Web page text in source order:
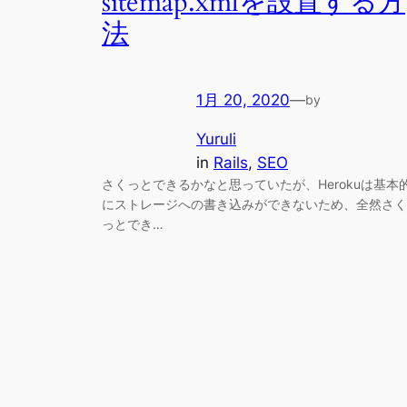
法
1月 20, 2020—by
Yuruli
in Rails, SEO
さくっとできるかなと思っていたが、Herokuは基本
にストレージへの書き込みができないため、全然さく
っとでき…